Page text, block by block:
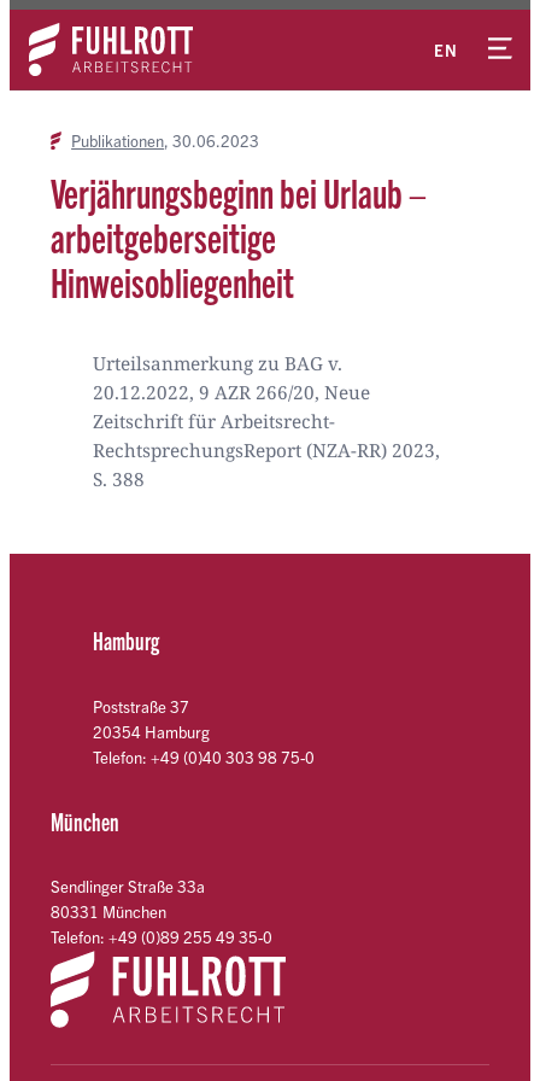
Zum
Inhalt
springen
EN
Kontakt
Publikationen 30.06.2023
Verjährungsbeginn bei Urlaub –
arbeitgeberseitige
Hinweisobliegenheit
Urteilsanmerkung zu BAG v.
20.12.2022, 9 AZR 266/20, Neue
Zeitschrift für Arbeitsrecht-
RechtsprechungsReport (NZA-RR) 2023,
S. 388
Hamburg
Poststraße 37
20354 Hamburg
Telefon: +49 (0)40 303 98 75-0
München
Sendlinger Straße 33a
80331 München
Telefon: +49 (0)89 255 49 35-0